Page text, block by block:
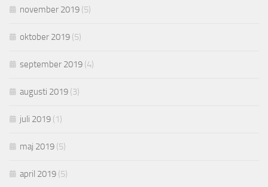
november 2019 (5)
oktober 2019 (5)
september 2019 (4)
augusti 2019 (3)
juli 2019 (1)
maj 2019 (5)
april 2019 (5)